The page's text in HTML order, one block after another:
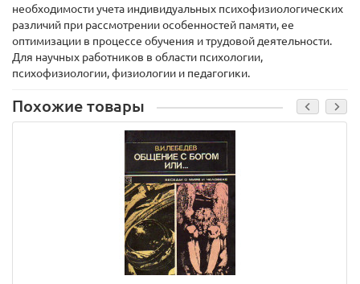
необходимости учета индивидуальных психофизиологических
различий при рассмотрении особенностей памяти, ее
оптимизации в процессе обучения и трудовой деятельности.
Для научных работников в области психологии,
психофизиологии, физиологии и педагогики.
Похожие товары